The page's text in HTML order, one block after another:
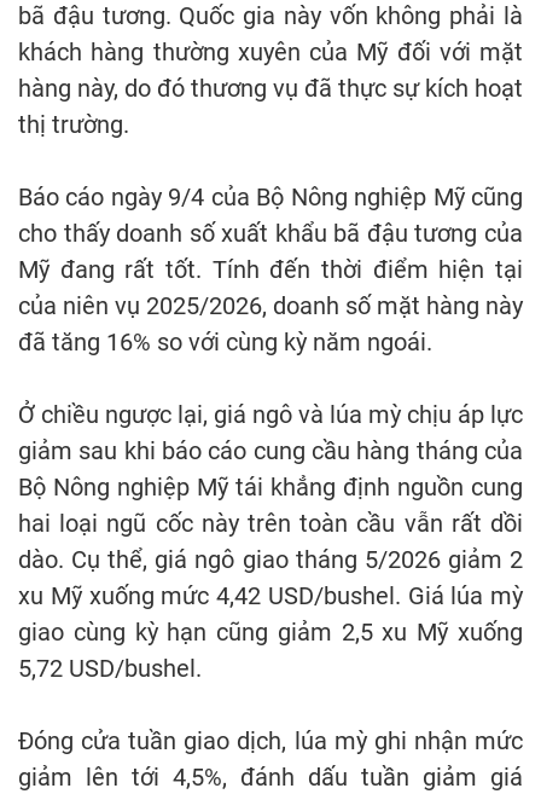
bã đậu tương. Quốc gia này vốn không phải là
khách hàng thường xuyên của Mỹ đối với mặt
hàng này, do đó thương vụ đã thực sự kích hoạt
thị trường.
Báo cáo ngày 9/4 của Bộ Nông nghiệp Mỹ cũng
cho thấy doanh số xuất khẩu bã đậu tương của
Mỹ đang rất tốt. Tính đến thời điểm hiện tại
của niên vụ 2025/2026, doanh số mặt hàng này
đã tăng 16% so với cùng kỳ năm ngoái.
Ở chiều ngược lại, giá ngô và lúa mỳ chịu áp lực
giảm sau khi báo cáo cung cầu hàng tháng của
Bộ Nông nghiệp Mỹ tái khẳng định nguồn cung
hai loại ngũ cốc này trên toàn cầu vẫn rất dồi
dào. Cụ thể, giá ngô giao tháng 5/2026 giảm 2
xu Mỹ xuống mức 4,42 USD/bushel. Giá lúa mỳ
giao cùng kỳ hạn cũng giảm 2,5 xu Mỹ xuống
5,72 USD/bushel.
Đóng cửa tuần giao dịch, lúa mỳ ghi nhận mức
giảm lên tới 4,5%, đánh dấu tuần giảm giá